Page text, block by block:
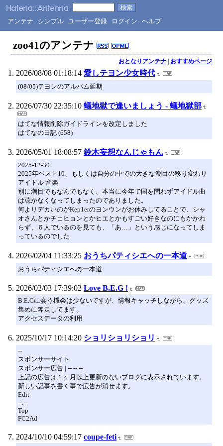
アンテナ シンプル ユーザー登録 ログイン ヘルプ
zoo41のアンテナ
おとなりアンテナ| おすすめページ
2026/08/08 01:18:14 愛しテヨン少女時代
(08/05)テヨンのアルバム延期
2026/07/30 22:35:10 蟻地獄で逢いましょう - 蟻地獄部
はてな情報削除ガイドラインを改定しました
はてなの日記 (658)
2026/05/01 18:08:57 鈴木妄想なんじゃもん
2025-12-30
2025年ベスト10、もしくは自分の中での大きな潮目の移り変わり
アイドル 音楽
別に潮目でもなんでもなく、本当に今年で国を問わずアイドル曲
は聴かなくなってしまったのでありました。
何よりデカいのがKep1erのヨンウンがお休みしてることで、シャ
オさんとかチェヒョンとかヒエとかもすごい好きなのにもかかわ
らず、６人でいるのを見ても、「あ…」という感じになってしま
っているのでした
2026/02/04 11:33:25 おうちパティシエへの一本道
おうちパティシエへの一本道
2026/02/03 17:39:02 Love B.E.G !
B.E.Gに会う機会は少ないですが、情報キャッチしながら、グッズ
集めに奔走してます。
アクセスデータの利用
2025/10/17 10:14:20 ショリショリショリ
--
スポンサーサイト
スポンサー広告 | -- --.--
上記の広告は１ヶ月以上更新のないブログに表示されています。
新しい記事を書く事で広告が消せます。
Edit
--:--
Top
FC2Ad
2024/10/10 04:59:17 coupe-feti